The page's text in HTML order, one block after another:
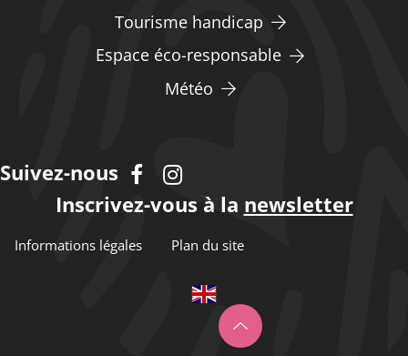
Tourisme handicap
Espace éco-responsable
Météo
Suivez-nous
Inscrivez-vous à la newsletter
Informations légales Plan du site